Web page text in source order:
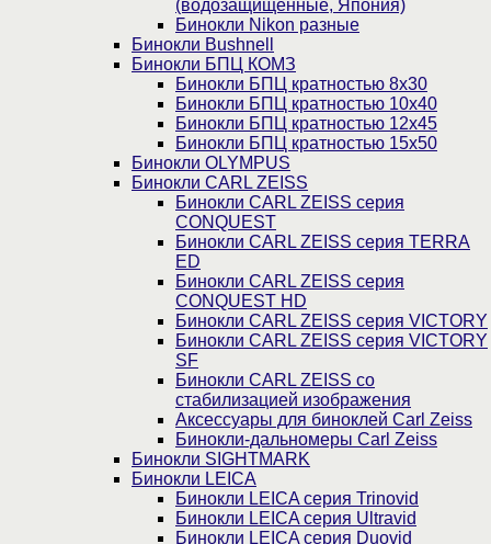
(водозащищенные, Япония)
Бинокли Nikon разные
Бинокли Bushnell
Бинокли БПЦ КОМЗ
Бинокли БПЦ кратностью 8х30
Бинокли БПЦ кратностью 10х40
Бинокли БПЦ кратностью 12х45
Бинокли БПЦ кратностью 15х50
Бинокли OLYMPUS
Бинокли CARL ZEISS
Бинокли CARL ZEISS серия
CONQUEST
Бинокли CARL ZEISS серия TERRA
ED
Бинокли CARL ZEISS серия
CONQUEST HD
Бинокли CARL ZEISS серия VICTORY
Бинокли CARL ZEISS серия VICTORY
SF
Бинокли CARL ZEISS со
стабилизацией изображения
Аксессуары для биноклей Carl Zeiss
Бинокли-дальномеры Carl Zeiss
Бинокли SIGHTMARK
Бинокли LEICA
Бинокли LEICA серия Trinovid
Бинокли LEICA серия Ultravid
Бинокли LEICA серия Duovid